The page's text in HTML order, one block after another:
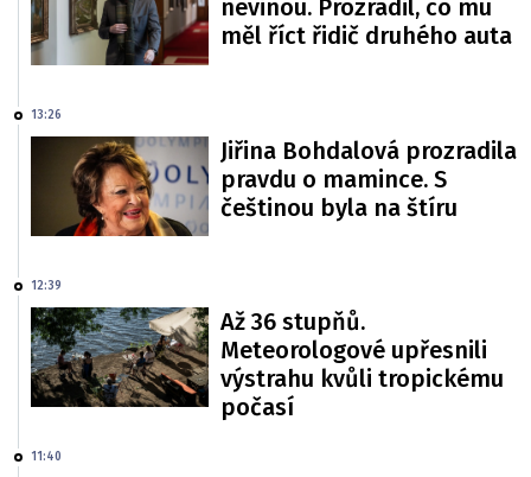
nevinou. Prozradil, co mu
měl říct řidič druhého auta
13:26
Jiřina Bohdalová prozradila
pravdu o mamince. S
češtinou byla na štíru
12:39
Až 36 stupňů.
Meteorologové upřesnili
výstrahu kvůli tropickému
počasí
11:40